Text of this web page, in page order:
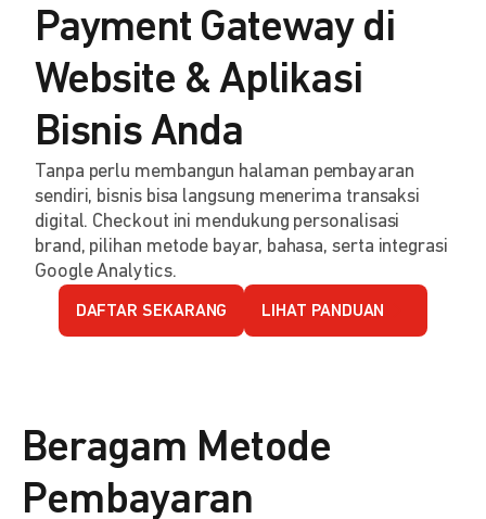
Payment Gateway di
Website & Aplikasi
Bisnis Anda
Tanpa perlu membangun halaman pembayaran
sendiri, bisnis bisa langsung menerima transaksi
digital. Checkout ini mendukung personalisasi
brand, pilihan metode bayar, bahasa, serta integrasi
Google Analytics.
DAFTAR SEKARANG LIHAT PANDUAN
Beragam Metode
Pembayaran